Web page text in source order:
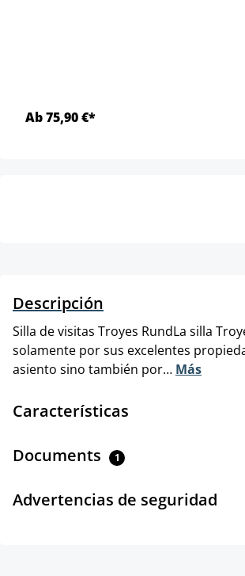
Ab 75,90 €*
Descripción
Silla de visitas Troyes RundLa silla
solamente por sus excelentes
asiento sino también por… Más
Características
Documents 1
Advertencias de seguridad